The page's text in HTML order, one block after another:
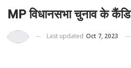
MP विधानसभा चुनाव के
Last updated Oct 7, 2023